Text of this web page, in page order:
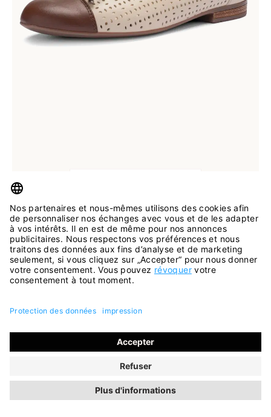
Ballerines Sardinia mocca beach
91,95 €
114,95 €ancien RLP(économie de 20%)
INCL. TVA